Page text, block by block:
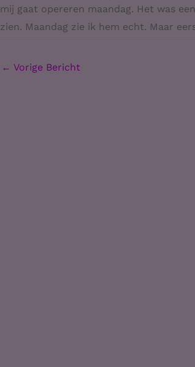
mij gaat opereren maandag. Het was
zien. Maandag zie ik hem echt. Maar
← Vorige Bericht